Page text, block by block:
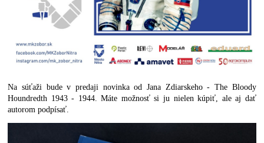
Na súťaži bude v predaji novinka od Jana Zdiarskeho - The Bloody
Houndredth 1943 - 1944. Máte možnosť si ju nielen kúpiť, ale aj dať
autorom podpísať.